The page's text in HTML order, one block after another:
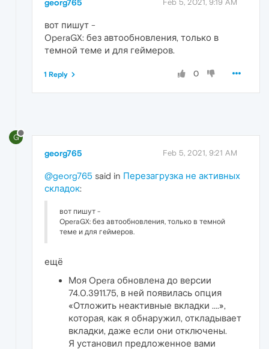
georg765 Feb 5, 2021, 9:19 AM
вот пишут -
OperaGX: без автообновления, только в
темной теме и для геймеров.
0
1 Reply
G
georg765 Feb 5, 2021, 9:21 AM
@georg765 said in Перезагрузка не активных
складок:
вот пишут -
OperaGX: без автообновления, только в темной
теме и для геймеров.
ещё
Моя Opera обновлена ​​до версии
74.0.3911.75, в ней появилась опция
«Отложить неактивные вкладки ....»,
которая, как я обнаружил, откладывает
вкладки, даже если они отключены.
Я установил предложенное вами